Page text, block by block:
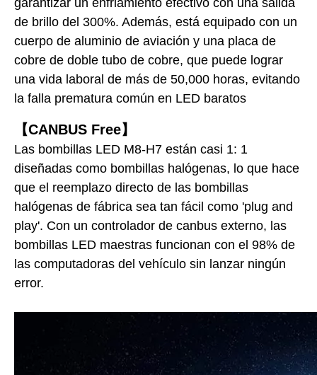
garantizar un enfriamiento efectivo con una salida
de brillo del 300%. Además, está equipado con un
cuerpo de aluminio de aviación y una placa de
cobre de doble tubo de cobre, que puede lograr
una vida laboral de más de 50,000 horas, evitando
la falla prematura común en LED baratos
【CANBUS Free】
Las bombillas LED M8-H7 están casi 1: 1
diseñadas como bombillas halógenas, lo que hace
que el reemplazo directo de las bombillas
halógenas de fábrica sea tan fácil como 'plug and
play'. Con un controlador de canbus externo, las
bombillas LED maestras funcionan con el 98% de
las computadoras del vehículo sin lanzar ningún
error.